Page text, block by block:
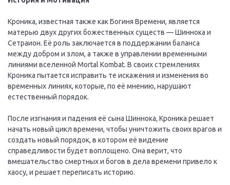
Кроника, известная также как Богиня Времени, является
матерью двух других божественных существ — Шиннока и
Сетраион. Её роль заключается в поддержании баланса
между добром и злом, а также в управлении временными
линиями вселенной Mortal Kombat. В своих стремлениях
Кроника пытается исправить те искажения и изменения во
временных линиях, которые, по её мнению, нарушают
естественный порядок.
После изгнания и падения её сына Шиннока, Кроника решает
начать новый цикл времени, чтобы уничтожить своих врагов и
создать новый порядок, в котором её видение
справедливости будет воплощено. Она верит, что
вмешательство смертных и богов в дела времени привело к
хаосу, и решает переписать историю.